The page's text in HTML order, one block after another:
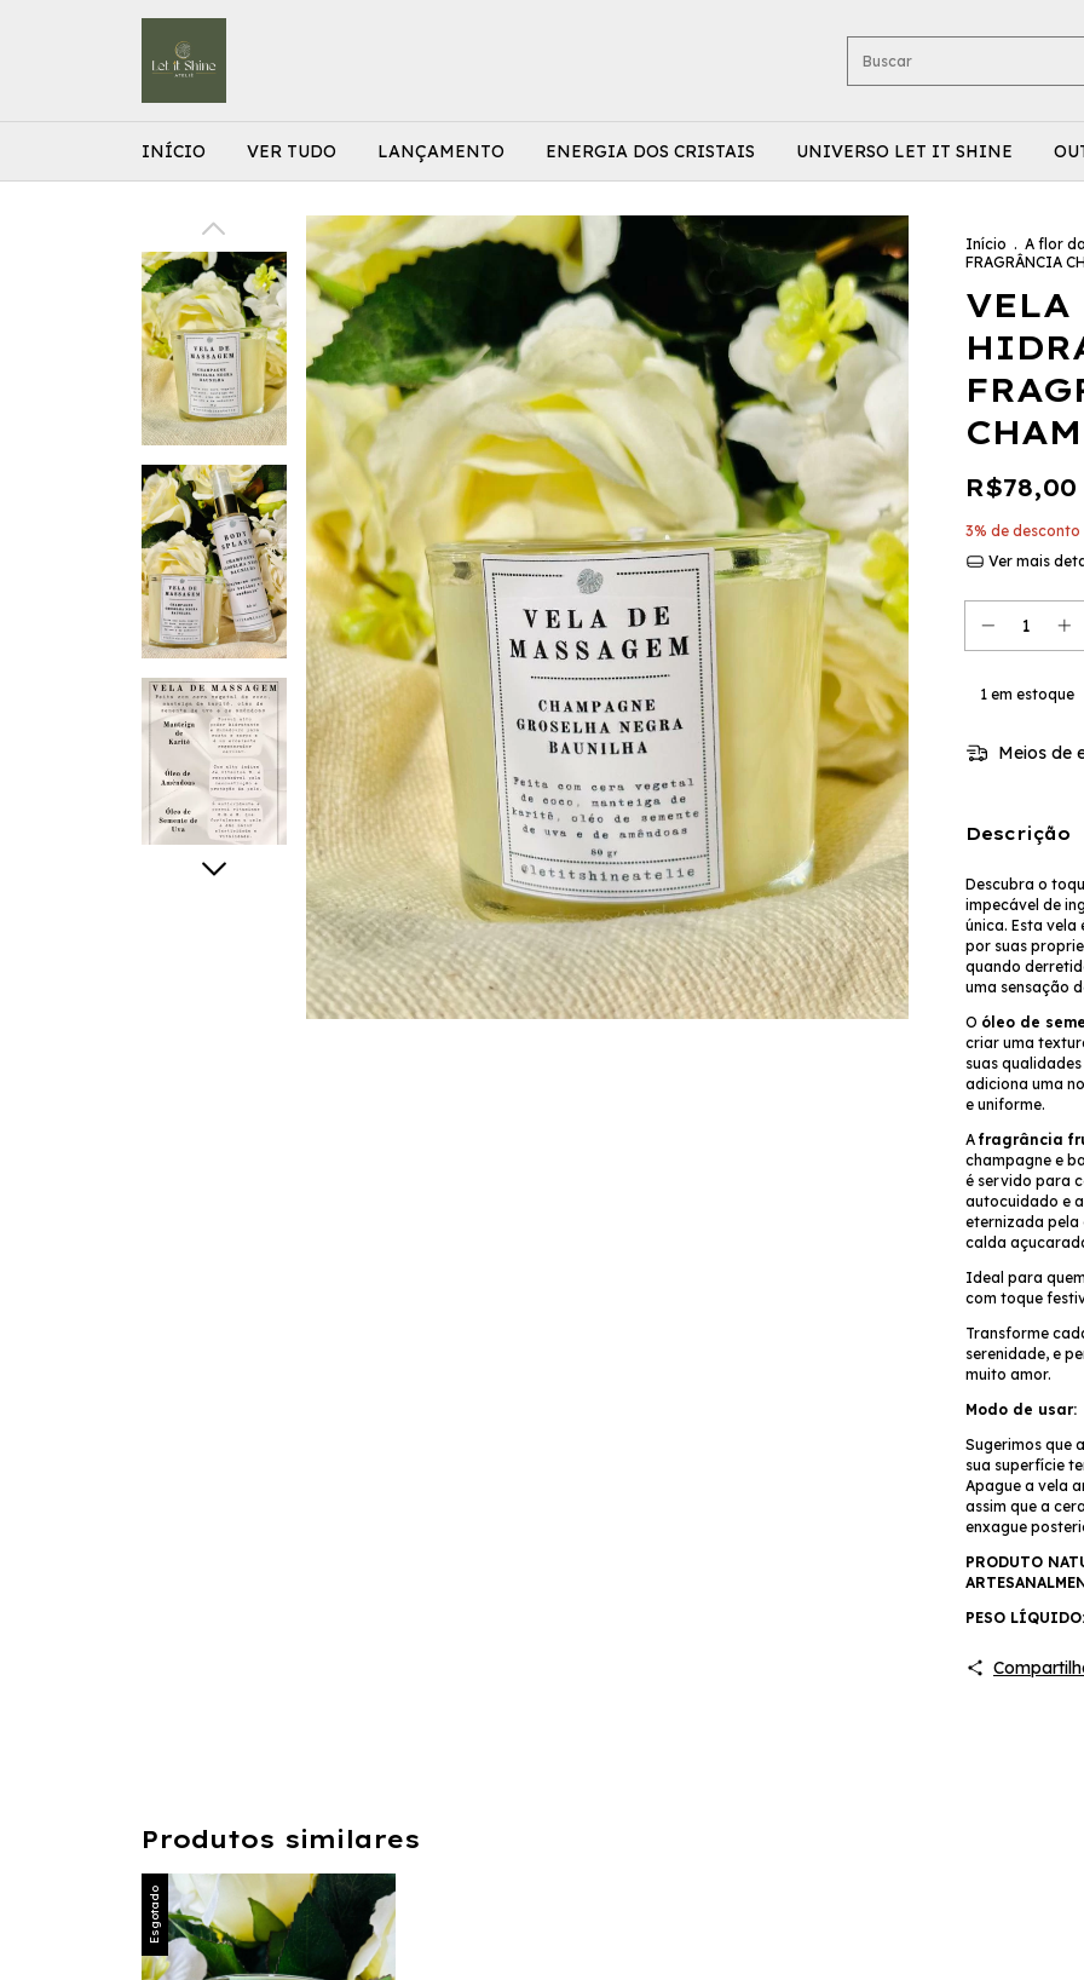
INÍCIO VER TUDO LANÇAMENTO ENERGIA DOS CRISTAIS UNIVERSO LET IT SHINE
Início . A flor
FRAGRÂNCIA
VELA
R$78,00
3% de desconto
Ver mais
1em estoque
Meios de
Descrição
Descubra o
impecável de
única. Esta
por suas
quando
uma sensação
O óleo de
criar uma
suas
adiciona uma
e uniforme.
A fragrância
champagne e
é servido para
autocuidado e
eternizada
calda
Ideal para
com toque
Transforme
serenidade, e
muito amor.
Modo de usar:
Sugerimos que
sua superfície
Apague a vela
assim que a
enxague
PRODUTO
PESO
Produtos similares
Esgotado